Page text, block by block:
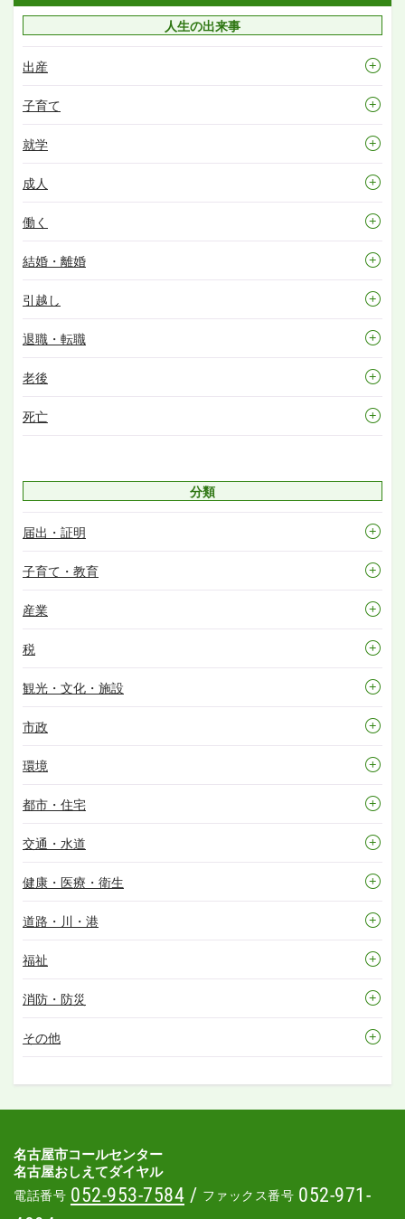
人生の出来事
出産
子育て
就学
成人
働く
結婚・離婚
引越し
退職・転職
老後
死亡
分類
届出・証明
子育て・教育
産業
税
観光・文化・施設
市政
環境
都市・住宅
交通・水道
健康・医療・衛生
道路・川・港
福祉
消防・防災
その他
名古屋市コールセンター
名古屋おしえてダイヤル
電話番号 052-953-7584 / ファックス番号 052-971-